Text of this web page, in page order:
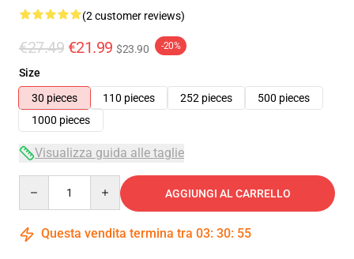
(2 customer reviews)
€27.49 €21.99 $23.90 -20%
Size
30 pieces
110 pieces 252 pieces
500 pieces
1000 pieces
Visualizza guida alle taglie
AGGIUNGI AL CARRELLO
Questa vendita termina tra 03: 30: 54